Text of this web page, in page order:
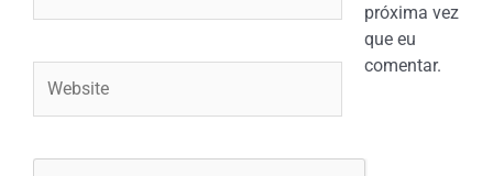
próxima vez
que eu
comentar.